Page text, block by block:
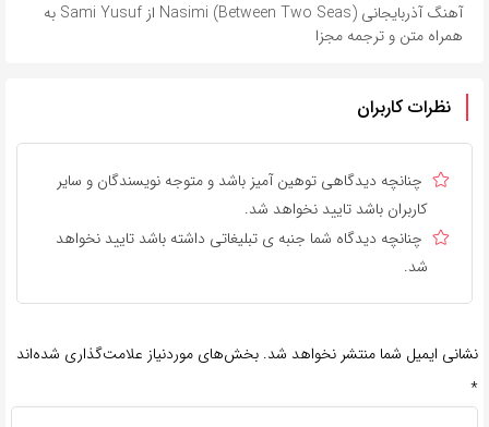
آهنگ آذربایجانی Nasimi (Between Two Seas) از Sami Yusuf به
همراه متن و ترجمه مجزا
نظرات کاربران
چنانچه دیدگاهی توهین آمیز باشد و متوجه نویسندگان و سایر
کاربران باشد تایید نخواهد شد.
چنانچه دیدگاه شما جنبه ی تبلیغاتی داشته باشد تایید نخواهد
شد.
نشانی ایمیل شما منتشر نخواهد شد. بخش‌های موردنیاز علامت‌گذاری شده‌اند
*